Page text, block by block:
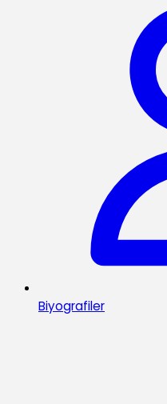
Biyografiler